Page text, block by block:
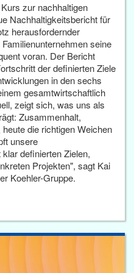
zur nachhaltigen
Nachhaltigkeitsbericht für
herausfordernder
seine
voran. Der Bericht
der definierten Ziele
in den sechs
gesamtwirtschaftlich
zeigt sich, was uns als
Zusammenhalt,
die richtigen Weichen
unsere
definierten Zielen,
Projekten", sagt Kai
Koehler-Gruppe.